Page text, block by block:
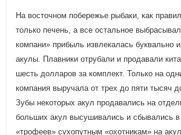
На восточном побережье рыбаки, как
только печень, а все остальное
компани» прибыль извлекалась буквально
акулы. Плавники отрубали и продавали
шесть долларов за комплект. Только на
компания выручала от трех до пяти тысяч
Зубы некоторых акул продавались на
больших акул высушивались и сбывались в
«трофеев» сухопутным «охотникам» на